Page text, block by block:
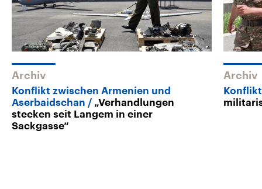
Archiv
Konflikt zwischen Armenien und
Aserbaidschan
„Verhandlungen
stecken seit Langem in einer
Sackgasse“
Archiv